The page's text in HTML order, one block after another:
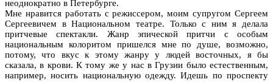
неоднократно в Петербурге.
Мне нравится работать с режиссером, моим супругом Сергеем
Сергеевичем в Национальном театре. Только с ним я делала
притчевые спектакли. Жанр эпической притчи с особым
национальным колоритом пришелся мне по душе, возможно,
потому, что вкус к этому жанру у людей восточных, я бы
сказала, в крови. К тому же у нас в Грузии было естественным,
например, носить национальную одежду. Идешь по проспекту